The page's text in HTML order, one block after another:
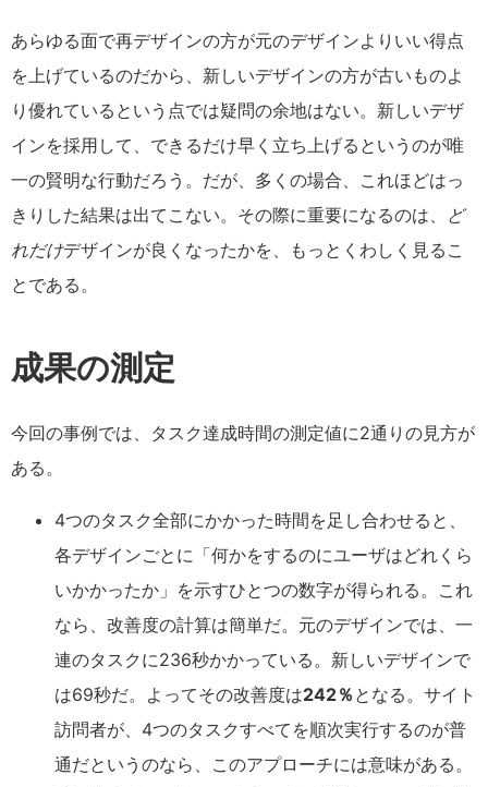
あらゆる面で再デザインの方が元のデザインよりいい得点
を上げているのだから、新しいデザインの方が古いものよ
り優れているという点では疑問の余地はない。新しいデザ
インを採用して、できるだけ早く立ち上げるというのが唯
一の賢明な行動だろう。だが、多くの場合、これほどはっ
きりした結果は出てこない。その際に重要になるのは、 ど
れだけデザインが良くなったかを、もっとくわしく見るこ
とである。
成果の測定
今回の事例では、タスク達成時間の測定値に2通りの見方が
ある。
4つのタスク全部にかかった時間を足し合わせると、
各デザインごとに「何かをするのにユーザはどれくら
いかかったか」を示すひとつの数字が得られる。これ
なら、改善度の計算は簡単だ。元のデザインでは、一
連のタスクに236秒かかっている。新しいデザインで
は69秒だ。よってその改善度は242％ となる。サイト
訪問者が、4つのタスクすべてを順次実行するのが普
通だというのなら、このアプローチには意味がある。